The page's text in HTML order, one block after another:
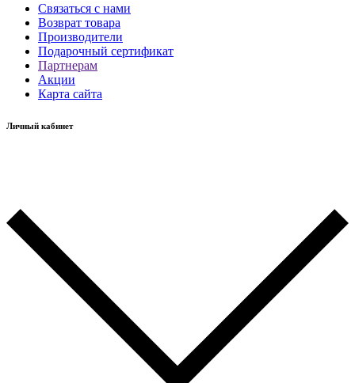
Связаться с нами
Возврат товара
Производители
Подарочный сертификат
Партнерам
Акции
Карта сайта
Личный кабинет